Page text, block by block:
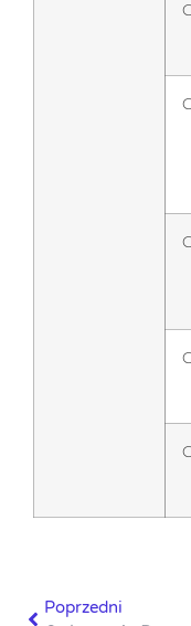
Poprzedni